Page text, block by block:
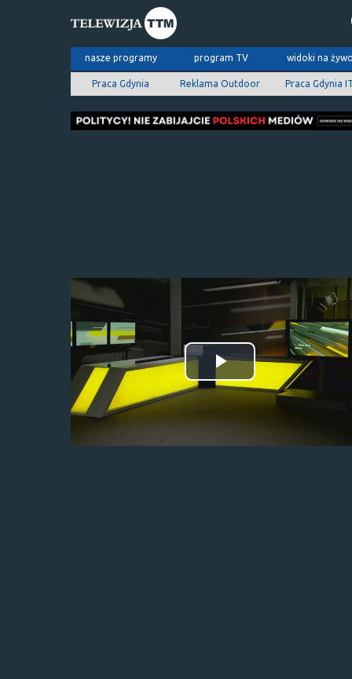
nasze programy program TV widoki na
Praca Gdynia Reklama Outdoor Praca Gdynia
Odtwórz
wideo